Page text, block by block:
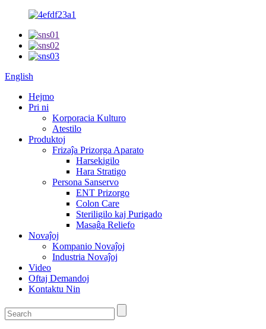
English
Hejmo
Pri ni
Korporacia Kulturo
Atestilo
Produktoj
Frizaĵa Prizorga Aparato
Harsekigilo
Hara Stratigo
Persona Sanservo
ENT Prizorgo
Colon Care
Steriligilo kaj Purigado
Masaĝa Reliefo
Novaĵoj
Kompanio Novaĵoj
Industria Novaĵoj
Video
Oftaj Demandoj
Kontaktu Nin